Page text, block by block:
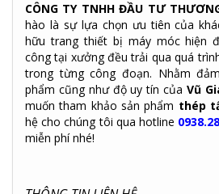
CÔNG TY TNHH ĐẦU TƯ
hào là sự lựa chọn ưu tiên của
hữu trang thiết bị máy móc hiện
công tại xưởng đều trải qua quá
trong từng công đoạn. Nhằm
phẩm cũng như độ uy tín của Vũ
muốn tham khảo sản phẩm thép
hệ cho chúng tôi qua hotline
miễn phí nhé!